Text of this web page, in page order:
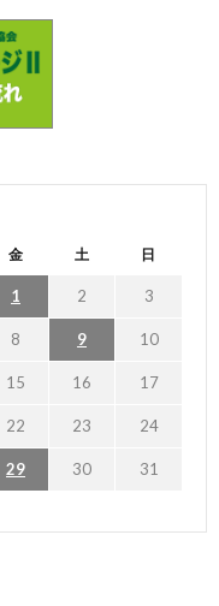
金 土 日
1 2 3
8 9 10
15 16 17
22 23 24
29 30
31